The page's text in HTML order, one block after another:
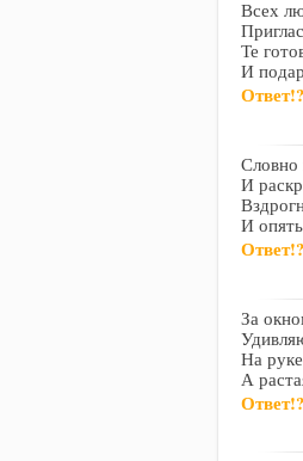
Всех
Те
И
Ответ!?
Словно
И
И
Ответ!?
За
На
А
Ответ!?